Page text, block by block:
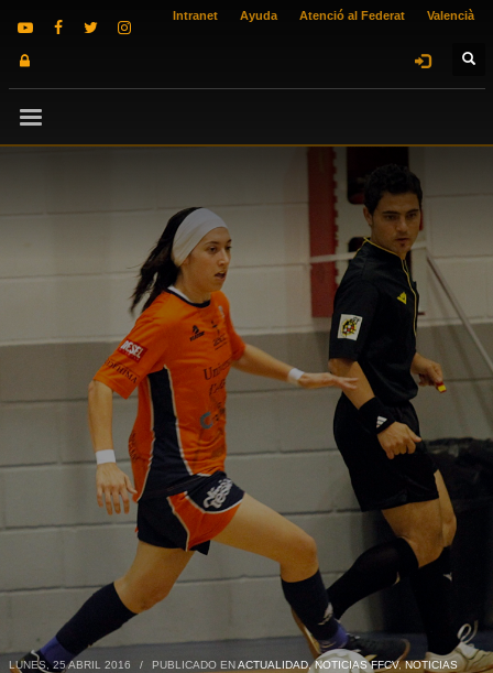
Intranet Ayuda Atenció al Federat Valencià
LUNES, 25 ABRIL 2016 / PUBLICADO ENACTUALIDAD,NOTICIAS FFCV,NOTICIAS